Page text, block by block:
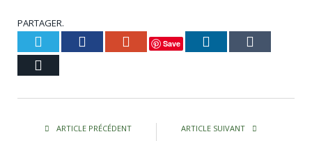
PARTAGER.
Twitter Facebook Google+
Save LinkedIn
ARTICLE PRÉCÉDENT ARTICLE SUIVANT